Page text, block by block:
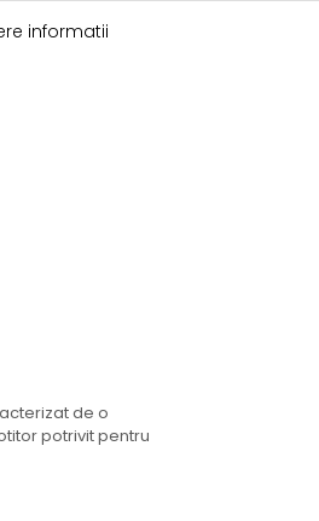
informatii
de o
potrivit pentru